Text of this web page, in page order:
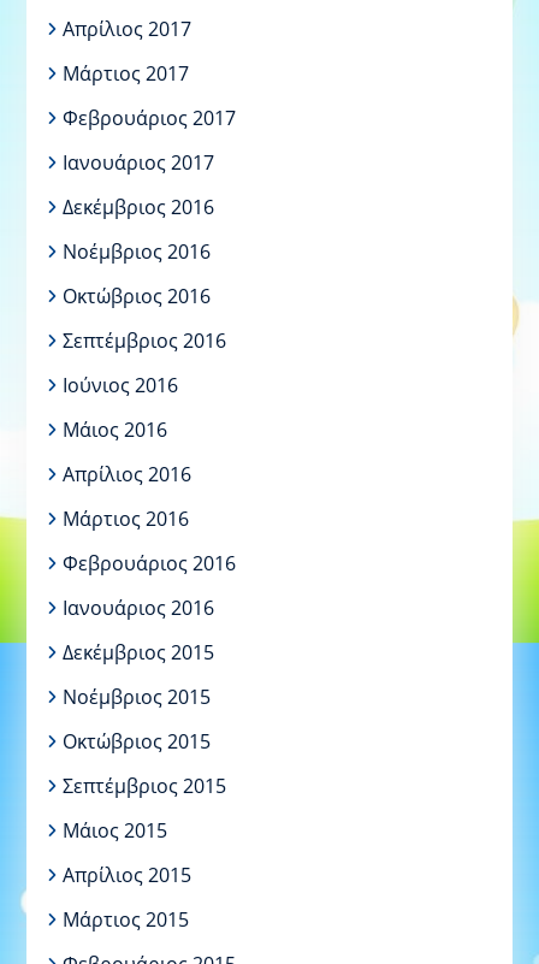
Απρίλιος 2017
Μάρτιος 2017
Φεβρουάριος 2017
Ιανουάριος 2017
Δεκέμβριος 2016
Νοέμβριος 2016
Οκτώβριος 2016
Σεπτέμβριος 2016
Ιούνιος 2016
Μάιος 2016
Απρίλιος 2016
Μάρτιος 2016
Φεβρουάριος 2016
Ιανουάριος 2016
Δεκέμβριος 2015
Νοέμβριος 2015
Οκτώβριος 2015
Σεπτέμβριος 2015
Μάιος 2015
Απρίλιος 2015
Μάρτιος 2015